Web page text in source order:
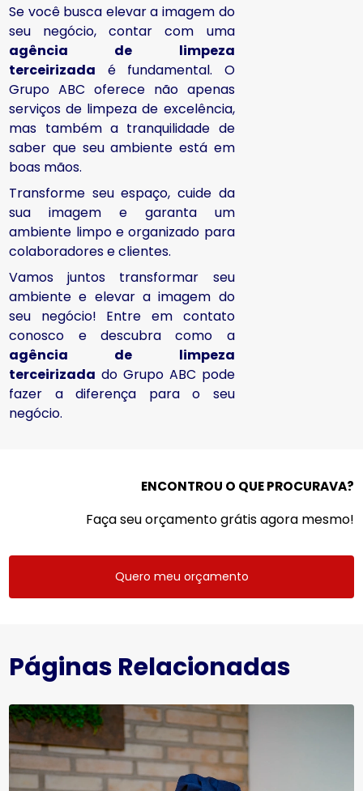
Se você busca elevar a imagem do
seu negócio, contar com uma
agência de limpeza
terceirizada é fundamental. O
Grupo ABC oferece não apenas
serviços de limpeza de excelência,
mas também a tranquilidade de
saber que seu ambiente está em
boas mãos.
Transforme seu espaço, cuide da
sua imagem e garanta um
ambiente limpo e organizado para
colaboradores e clientes.
Vamos juntos transformar seu
ambiente e elevar a imagem do
seu negócio! Entre em contato
conosco e descubra como a
agência de limpeza
terceirizada do Grupo ABC pode
fazer a diferença para o seu
negócio.
ENCONTROU O QUE PROCURAVA?
Faça seu orçamento grátis agora mesmo!
Quero meu orçamento
Páginas Relacionadas